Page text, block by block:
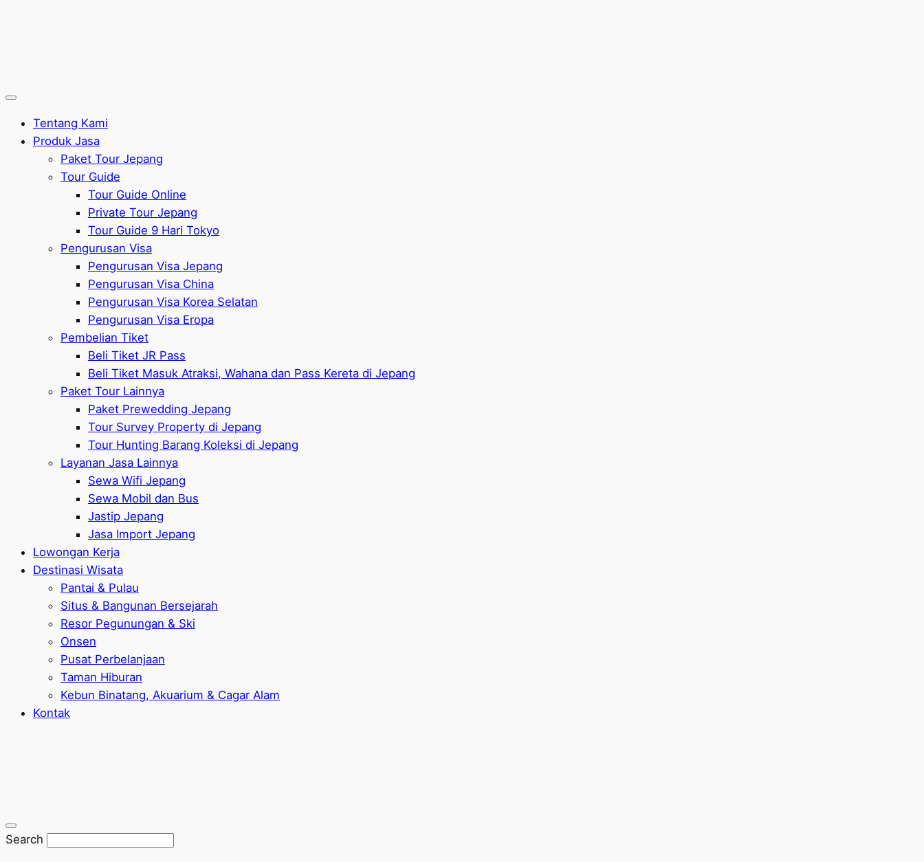
Tentang Kami
Produk Jasa
Paket Tour Jepang
Tour Guide
Tour Guide Online
Private Tour Jepang
Tour Guide 9 Hari Tokyo
Pengurusan Visa
Pengurusan Visa Jepang
Pengurusan Visa China
Pengurusan Visa Korea Selatan
Pengurusan Visa Eropa
Pembelian Tiket
Beli Tiket JR Pass
Beli Tiket Masuk Atraksi, Wahana dan Pass Kereta di Jepang
Paket Tour Lainnya
Paket Prewedding Jepang
Tour Survey Property di Jepang
Tour Hunting Barang Koleksi di Jepang
Layanan Jasa Lainnya
Sewa Wifi Jepang
Sewa Mobil dan Bus
Jastip Jepang
Jasa Import Jepang
Lowongan Kerja
Destinasi Wisata
Pantai & Pulau
Situs & Bangunan Bersejarah
Resor Pegunungan & Ski
Onsen
Pusat Perbelanjaan
Taman Hiburan
Kebun Binatang, Akuarium & Cagar Alam
Kontak
Search